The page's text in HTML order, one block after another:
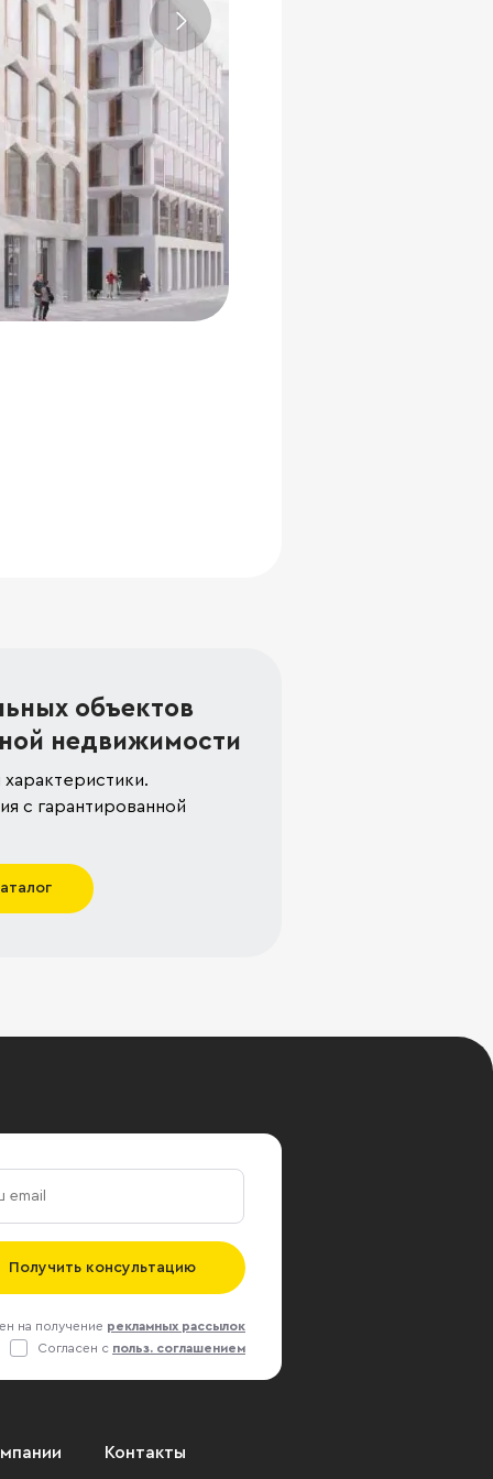
объектов
недвижимости
с гарантированной
Получить консультацию
на получение рекламных рассылок
Согласен с польз. соглашением
Контакты